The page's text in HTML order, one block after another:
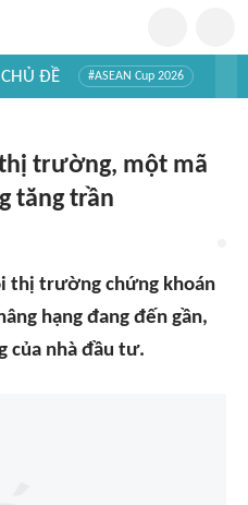
CHỦ ĐỀ #ASEAN Cup 2026
giới
trường, một mã
tăng trần
thị trường chứng khoán
hạng đang đến gần,
của nhà đầu tư.